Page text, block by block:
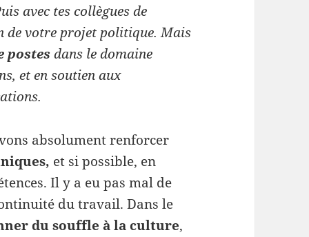
avec tes collègues de
de votre projet politique. Mais
postesdans le domaine
et en soutien aux
absolument renforcer
et si possible, en
Il y a eu pas mal de
du travail. Dans le
du souffle à la culture,